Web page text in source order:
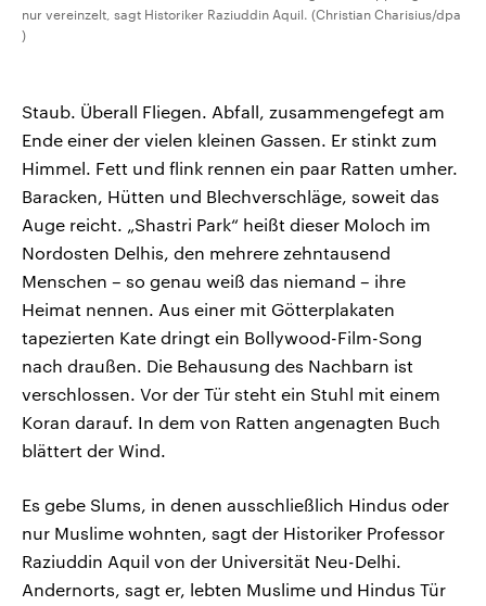
nur vereinzelt, sagt Historiker Raziuddin Aquil. (Christian Charisius/dpa
)
Staub. Überall Fliegen. Abfall, zusammengefegt am
Ende einer der vielen kleinen Gassen. Er stinkt zum
Himmel. Fett und flink rennen ein paar Ratten umher.
Baracken, Hütten und Blechverschläge, soweit das
Auge reicht. „Shastri Park“ heißt dieser Moloch im
Nordosten Delhis, den mehrere zehntausend
Menschen – so genau weiß das niemand – ihre
Heimat nennen. Aus einer mit Götterplakaten
tapezierten Kate dringt ein Bollywood-Film-Song
nach draußen. Die Behausung des Nachbarn ist
verschlossen. Vor der Tür steht ein Stuhl mit einem
Koran darauf. In dem von Ratten angenagten Buch
blättert der Wind.
Es gebe Slums, in denen ausschließlich Hindus oder
nur Muslime wohnten, sagt der Historiker Professor
Raziuddin Aquil von der Universität Neu-Delhi.
Andernorts, sagt er, lebten Muslime und Hindus Tür